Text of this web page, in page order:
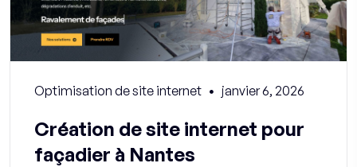
Optimisation de site internet janvier 6, 2026
Création de site internet pour
façadier à Nantes